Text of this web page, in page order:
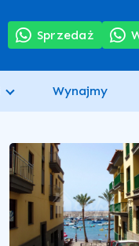
Sprzedaż
Wynajmy